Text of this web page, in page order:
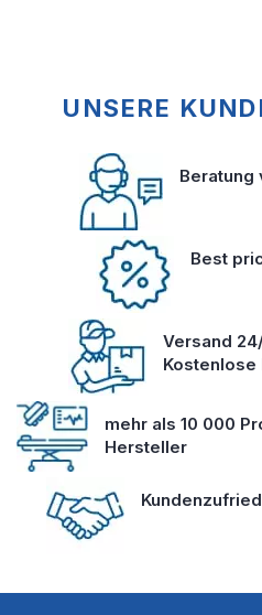
UNSERE
Beratung
Best
Versand
Kostenlose
mehr als 10 000
Hersteller